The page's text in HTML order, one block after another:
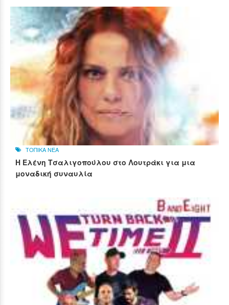
ΤΟΠΙΚΑ ΝΕΑ
Η Ελένη Τσαλιγοπούλου στο Λουτράκι για μια
μοναδική συναυλία